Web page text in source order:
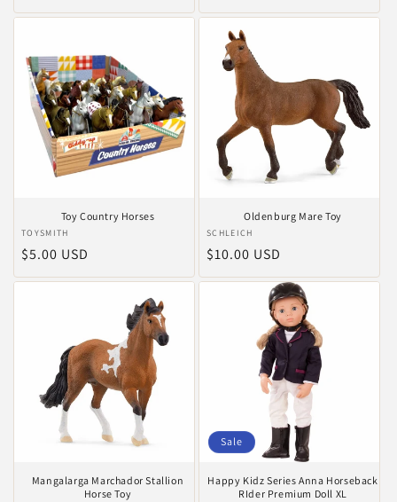
Preis
Preis
Toy Country Horses
Anbieter:
TOYSMITH
Normaler
Preis
$5.00 USD
Oldenburg Mare Toy
Anbieter:
SCHLEICH
Normaler
Preis
$10.00 USD
Mangalarga Marchador Stallion
Horse Toy
Sale
Happy Kidz Series Anna Horseback
RIder Premium Doll XL